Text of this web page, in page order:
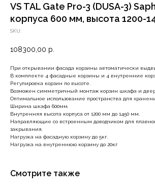
VS TAL Gate Pro-3 (DUSA-3)
корпуса 600 мм, высота 1200-
SKU:
108300,00 р.
При открывании фасада корзины автоматически
В комплекте 4 фасадные корзины и 4 внутренние
Регулировка корзин по высоте.
Возможен симметричный монтаж корзин шкафа и
Оптимальное использование пространства для
Ширина шкафа 600мм.
Внутренняя высота корпуса от 1200 мм до 1450 мм.
Направляющие со встроенным доводчиком для
закрывания.
Нагрузка на фасадную корзину до 5кг.
Нагрузка на внутреннюю корзину до 20кг
Смотрите также